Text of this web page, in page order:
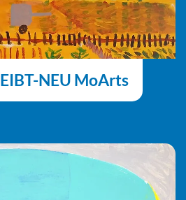
NEU MoArts